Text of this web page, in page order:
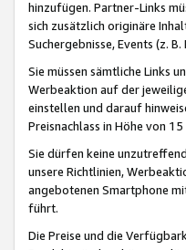
hinzufügen. Partner-Links
sich zusätzlich originäre
Suchergebnisse, Events (z.
Sie müssen sämtliche Links
Werbeaktion auf der
einstellen und darauf
Preisnachlass in Höhe von
Sie dürfen keine
unsere Richtlinien,
angebotenen Smartphone
führt.
Die Preise und die